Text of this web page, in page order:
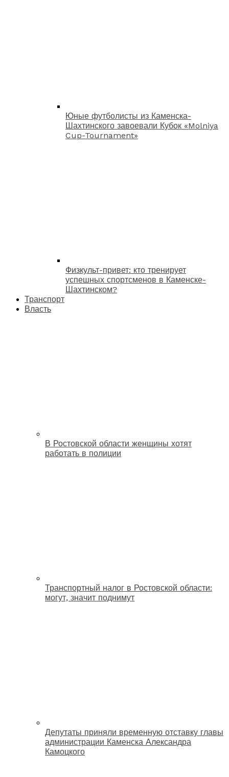
Юные футболисты из Каменска-
Шахтинского завоевали Кубок «Molniya
Cup-Tournament»
Физкульт-привет: кто тренирует
успешных спортсменов в Каменске-
Шахтинском?
Транспорт
Власть
В Ростовской области женщины хотят
работать в полиции
Транспортный налог в Ростовской области:
могут, значит поднимут
Депутаты приняли временную отставку главы
администрации Каменска Александра
Камоцкого